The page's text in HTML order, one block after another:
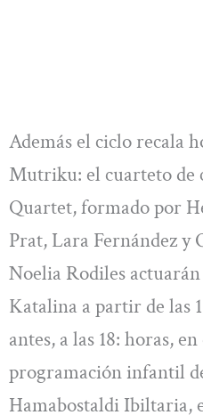
Además el ciclo recala
Mutriku: el cuarteto de
Quartet, formado por
Prat, Lara Fernández y
Noelia Rodiles
Katalina a partir de las
antes, a las 18: horas,
programación infantil
Hamabostaldi Ibiltaria,